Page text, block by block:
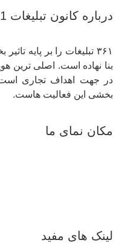
درباره کانون تبلیغات 361بیشتر بدانید
۳۶۱ تبلیغات را بر
بنا نهاده است. اصلی ترین
بخشی این فعالیت هاست.
مکان نمای ما
لینک های مفید